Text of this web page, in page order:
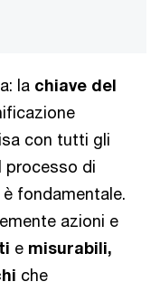
la chiave del
con tutti gli
processo di
fondamentale.
azioni e
e misurabili,
che